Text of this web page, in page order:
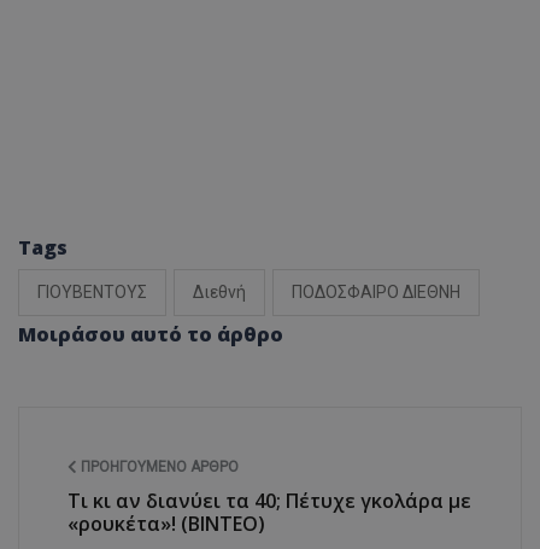
Tags
ΓΙΟΥΒΕΝΤΟΥΣ Διεθνή ΠΟΔΟΣΦΑΙΡΟ ΔΙΕΘΝΗ
Μοιράσου αυτό το άρθρο
ΠΡΟΗΓΟΎΜΕΝΟ ΆΡΘΡΟ
Τι κι αν διανύει τα 40; Πέτυχε γκολάρα με
«ρουκέτα»! (ΒΙΝΤΕΟ)